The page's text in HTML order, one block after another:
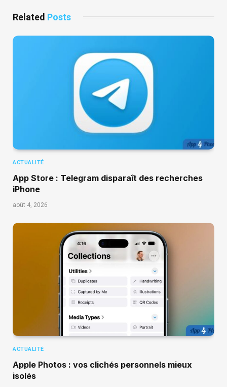
Related Posts
ACTUALITÉ
App Store : Telegram disparaît des recherches
iPhone
août 4, 2026
ACTUALITÉ
Apple Photos : vos clichés personnels mieux
isolés